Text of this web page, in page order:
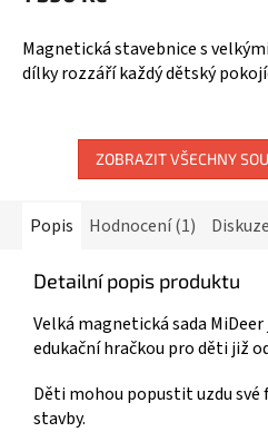
5,0
z
Magnetická stavebnice s
dílky rozzáří každý dětský
ZOBRAZIT VŠECHNY
Popis Hodnocení (1) Diskuze
Detailní popis produktu
Velká magnetická sada
edukační hračkou pro děti již
Děti mohou popustit uzdu své
stavby.